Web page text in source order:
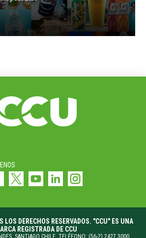
LOS DERECHOS RESERVADOS. "CCU" ES UNA
REGISTRADA DE CCU